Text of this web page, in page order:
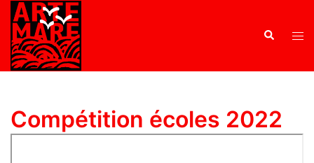
Compétition écoles 2022